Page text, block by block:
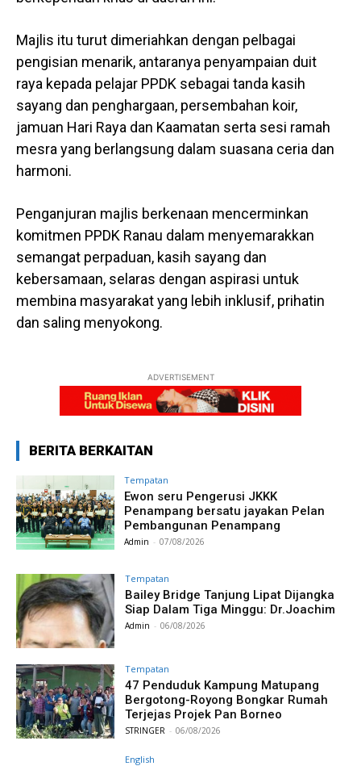
Majlis itu turut dimeriahkan dengan pelbagai
pengisian menarik, antaranya penyampaian duit
raya kepada pelajar PPDK sebagai tanda kasih
sayang dan penghargaan, persembahan koir,
jamuan Hari Raya dan Kaamatan serta sesi ramah
mesra yang berlangsung dalam suasana ceria dan
harmoni.
Penganjuran majlis berkenaan mencerminkan
komitmen PPDK Ranau dalam menyemarakkan
semangat perpaduan, kasih sayang dan
kebersamaan, selaras dengan aspirasi untuk
membina masyarakat yang lebih inklusif, prihatin
dan saling menyokong.
ADVERTISEMENT
BERITA BERKAITAN
Tempatan
Ewon seru Pengerusi JKKK
Penampang bersatu jayakan Pelan
Pembangunan Penampang
Admin - 07/08/2026
Tempatan
Bailey Bridge Tanjung Lipat Dijangka
Siap Dalam Tiga Minggu: Dr.Joachim
Admin - 06/08/2026
Tempatan
47 Penduduk Kampung Matupang
Bergotong-Royong Bongkar Rumah
Terjejas Projek Pan Borneo
STRINGER - 06/08/2026
English